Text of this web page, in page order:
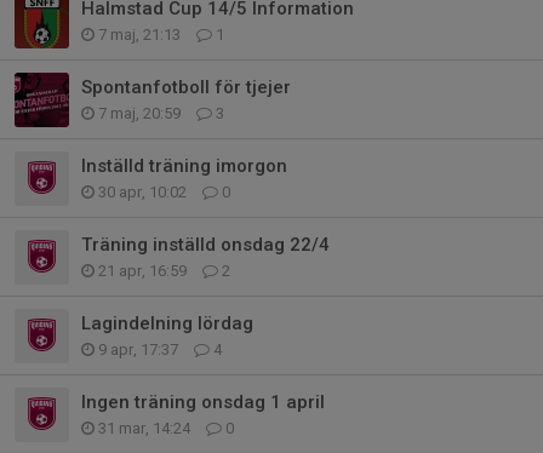
Halmstad Cup 14/5 Information
7 maj, 21:13 1
Spontanfotboll för tjejer
7 maj, 20:59 3
Inställd träning imorgon
30 apr, 10:02 0
Träning inställd onsdag 22/4
21 apr, 16:59 2
Lagindelning lördag
9 apr, 17:37 4
Ingen träning onsdag 1 april
31 mar, 14:24 0